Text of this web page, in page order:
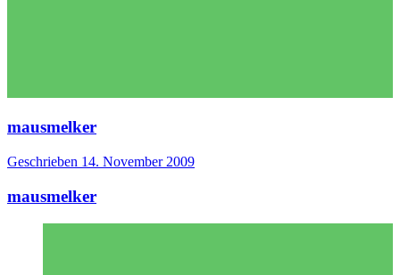
mausmelker
Geschrieben 14. November 2009
mausmelker